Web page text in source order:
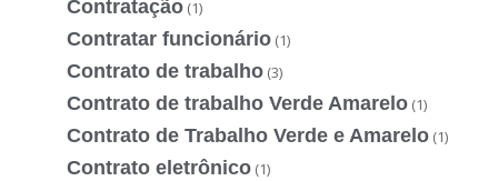
Contratação (1)
Contratar funcionário (1)
Contrato de trabalho (3)
Contrato de trabalho Verde Amarelo (1)
Contrato de Trabalho Verde e Amarelo (1)
Contrato eletrônico (1)